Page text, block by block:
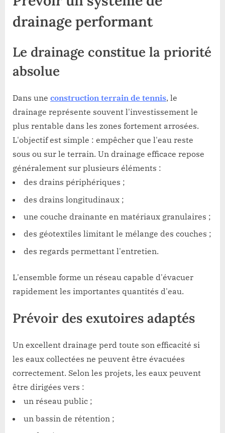
drainage performant
Le drainage constitue la priorité
absolue
Dans une construction terrain de tennis, le
drainage représente souvent l'investissement le
plus rentable dans les zones fortement arrosées.
L'objectif est simple : empêcher que l'eau reste
sous ou sur le terrain. Un drainage efficace repose
généralement sur plusieurs éléments :
des drains périphériques ;
des drains longitudinaux ;
une couche drainante en matériaux granulaires ;
des géotextiles limitant le mélange des couches ;
des regards permettant l'entretien.
L'ensemble forme un réseau capable d'évacuer
rapidement les importantes quantités d'eau.
Prévoir des exutoires adaptés
Un excellent drainage perd toute son efficacité si
les eaux collectées ne peuvent être évacuées
correctement. Selon les projets, les eaux peuvent
être dirigées vers :
un réseau public ;
un bassin de rétention ;